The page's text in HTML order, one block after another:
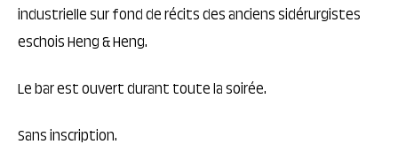
industrielle sur fond de récits des anciens sidérurgistes
eschois Heng & Heng.
Le bar est ouvert durant toute la soirée.
Sans inscription.